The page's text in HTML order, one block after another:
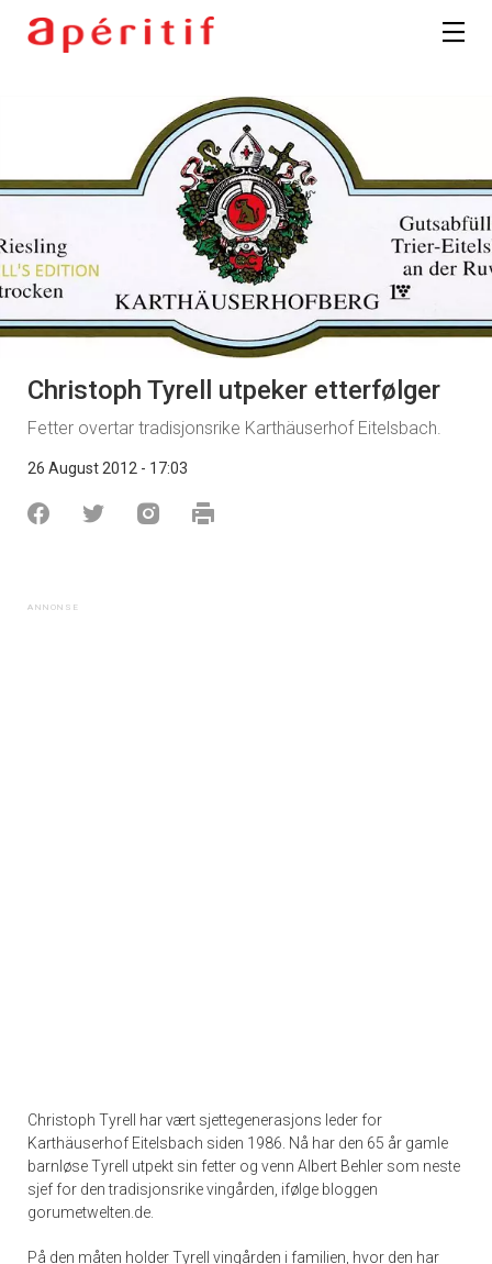
Christoph Tyrell utpeker etterfølger
Fetter overtar tradisjonsrike Karthäuserhof Eitelsbach.
26 August 2012 - 17:03
Christoph Tyrell har vært sjettegenerasjons leder for
Karthäuserhof Eitelsbach siden 1986. Nå har den 65 år gamle
barnløse Tyrell utpekt sin fetter og venn Albert Behler som neste
sjef for den tradisjonsrike vingården, ifølge bloggen
gorumetwelten.de.
På den måten holder Tyrell vingården i familien, hvor den har